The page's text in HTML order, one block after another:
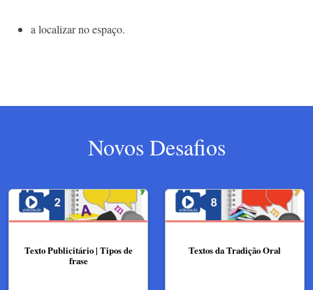
a localizar no espaço.
Novos Desafios
Texto Publicitário | Tipos de
frase
Textos da Tradição Oral